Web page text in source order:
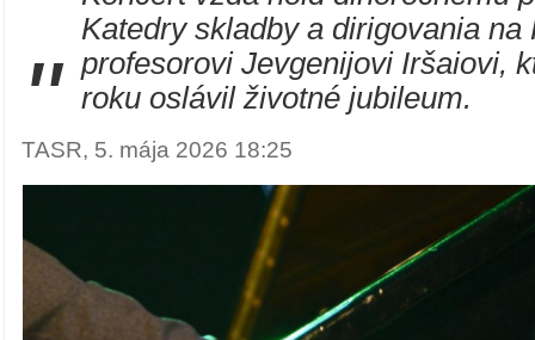
"
Katedry skladby a dirigovania na
profesorovi Jevgenijovi Iršaiovi,
roku oslávil životné jubileum.
TASR, 5. mája 2026 18:25